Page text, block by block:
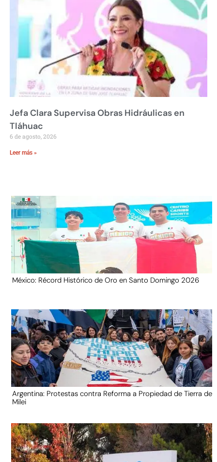
Jefa Clara Supervisa Obras Hidráulicas en
Tláhuac
6 de agosto, 2026
Leer más »
México: Récord Histórico de Oro en Santo Domingo 2026
Argentina: Protestas contra Reforma a Propiedad de Tierra de
Milei